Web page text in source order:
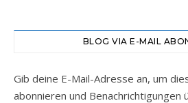
BLOG VIA E-MAIL
Gib deine E-Mail-Adresse an, um
abonnieren und Benachrichtigungen